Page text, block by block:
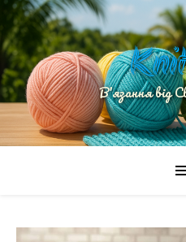
В'язання від